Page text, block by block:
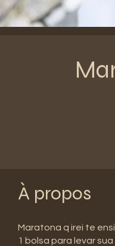
À propos
Maratona q irei te
1 bolsa para levar